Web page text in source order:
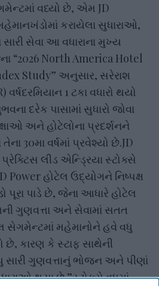
વધ્યો છે, એમ JD
કરાયેલા સુધારાઓ,
સેવા આ વધારાના મુખ્ય
“2026 North America Hotel
Study” અનુસાર, સરેરાશ
1 ટકા વધારો થયો
દરેક પાસામાં સુધારો જોવા
અને હોટેલોના પ્રદર્શનને
30મા વર્ષમાં પ્રવેશ્યો છે.JD
પ્રેક્ટિસ લીડ એન્ડ્રિયા સ્ટોક્સે
Power હોટેલ ઉદ્યોગને નિષ્પક્ષ
પૂરા પાડે છે, જેના આધારે હોટેલ
ગુણવત્તા અને સેવામાં સતત
સેગમેન્ટમાં મહેમાનોને હવે વધુ
છે, કારણ કે સ્ટાફ સાથેની
સારી ગુણવત્તાનું ભોજન અને પીણાં
થયા છે.”સ્ટોક્સે વધુમાં